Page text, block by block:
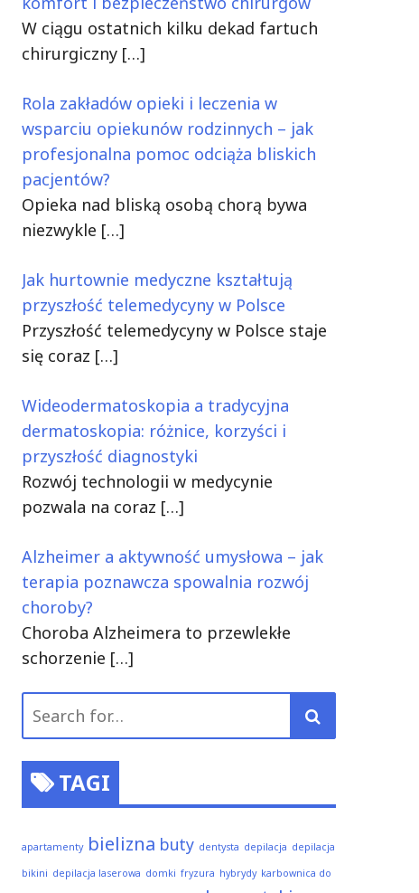
W ciągu ostatnich kilku dekad fartuch
chirurgiczny […]
Rola zakładów opieki i leczenia w
wsparciu opiekunów rodzinnych – jak
profesjonalna pomoc odciąża bliskich
pacjentów?
Opieka nad bliską osobą chorą bywa
niezwykle […]
Jak hurtownie medyczne kształtują
przyszłość telemedycyny w Polsce
Przyszłość telemedycyny w Polsce staje
się coraz […]
Wideodermatoskopia a tradycyjna
dermatoskopia: różnice, korzyści i
przyszłość diagnostyki
Rozwój technologii w medycynie
pozwala na coraz […]
Alzheimer a aktywność umysłowa – jak
terapia poznawcza spowalnia rozwój
choroby?
Choroba Alzheimera to przewlekłe
schorzenie […]
for:
TAGI
apartamenty bielizna buty dentysta depilacja depilacja
bikini depilacja laserowa domki fryzura hybrydy karbownica do